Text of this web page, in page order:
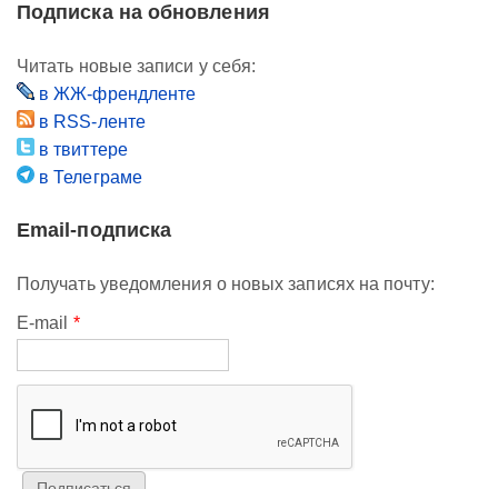
Подписка на обновления
Читать новые записи у себя:
в ЖЖ-френдленте
в RSS-ленте
в твиттере
в Телеграме
Email-подписка
Получать уведомления о новых записях на почту:
E-mail *